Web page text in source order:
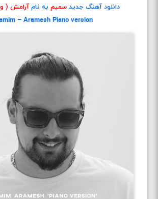
دانلود آهنگ جدید سمیم به نامآرامش (
– Aramesh Piano version